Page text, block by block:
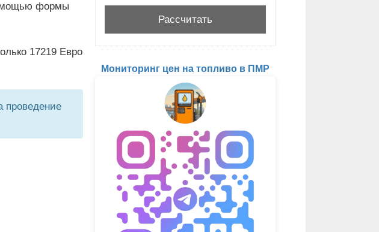
формы
17219 Евро
проведение
Мониторинг цен на топливо в ПМР